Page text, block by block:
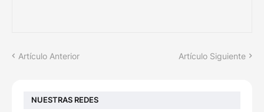
Artículo Anterior Artículo Siguiente
NUESTRAS REDES